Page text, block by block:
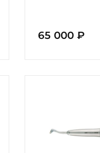
65 000 ₽